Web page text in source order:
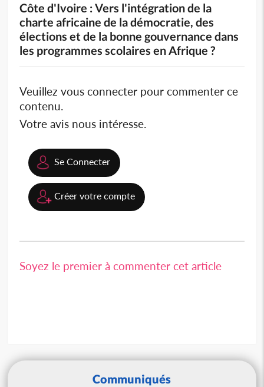
Côte d'Ivoire : Vers l'intégration de la
charte africaine de la démocratie, des
élections et de la bonne gouvernance dans
les programmes scolaires en Afrique ?
Veuillez vous connecter pour commenter ce
contenu.
Votre avis nous intéresse.
Se Connecter
Créer votre compte
Soyez le premier à commenter cet article
Communiqués